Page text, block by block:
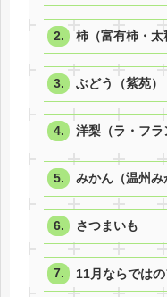
柿（富有柿・太
ぶどう（紫苑）
洋梨（ラ・フラ
みかん（温州み
さつまいも
11月ならでは